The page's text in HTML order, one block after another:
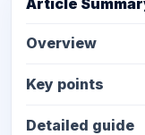
Overview
Key points
Detailed guide